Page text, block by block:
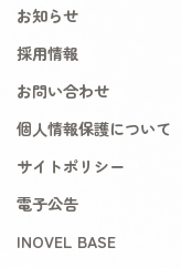
お知らせ
採用情報
お問い合わせ
個人情報保護について
サイトポリシー
電子公告
INOVEL BASE